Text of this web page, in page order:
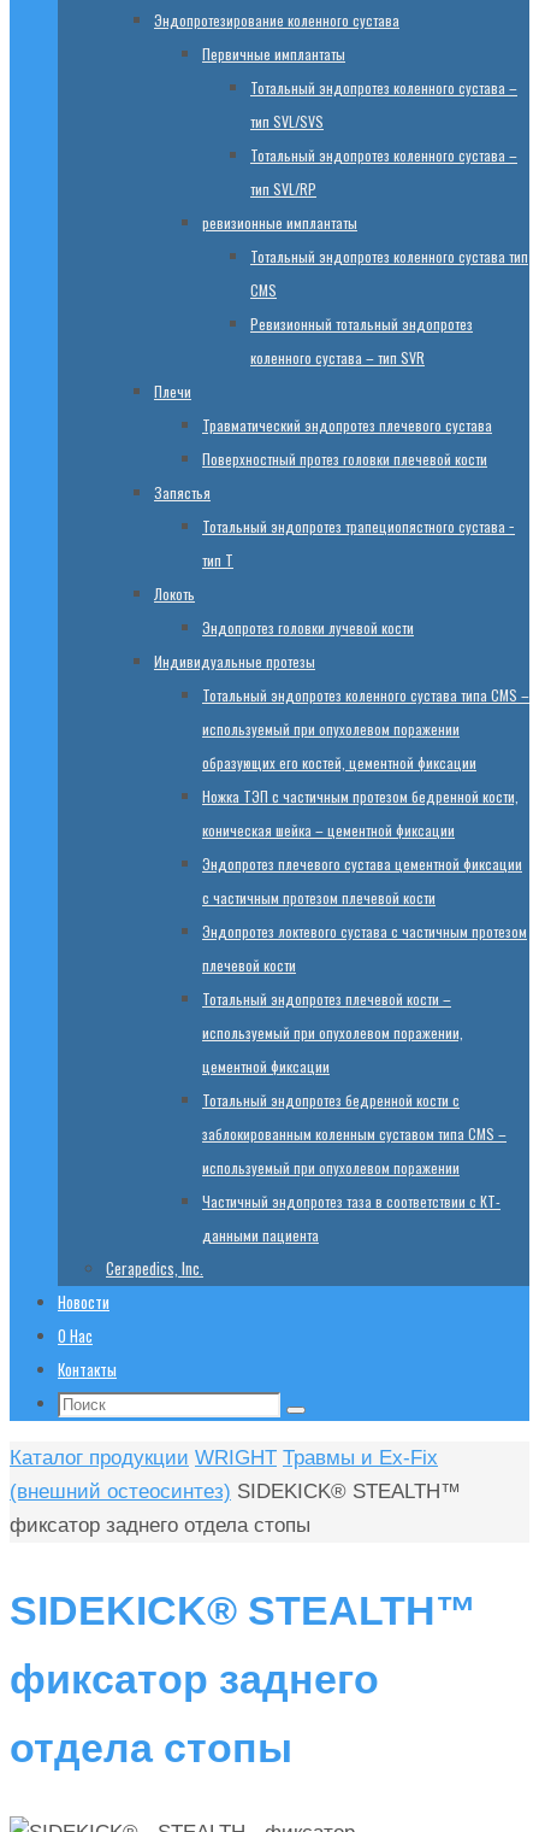
Эндопротезированиe коленного сустава
Первичные имплантаты
Тотальный эндопротез коленного сустава –
тип SVL/SVS
Тотальный эндопротез коленного сустава –
тип SVL/RP
ревизионные имплантаты
Тотальный эндопротез коленного сустава тип
CMS
Ревизионный тотальный эндопротез
коленного сустава – тип SVR
Плечи
Травматический эндопротез плечевого сустава
Поверхностный протез головки плечевой кости
Запястья
Тотальный эндопротез трапециопястного сустава −
тип T
Локоть
Эндопротез головки лучевой кости
Индивидуальные протезы
Тотальный эндопротез коленного сустава типа CMS –
используемый при опухолевом поражении
образующих его костей, цементной фиксации
Ножка ТЭП с частичным протезом бедренной кости,
коническая шейка – цементной фиксации
Эндопротез плечевого сустава цементной фиксации
с частичным протезом плечевой кости
Эндопротез локтевого сустава с частичным протезом
плечевой кости
Тотальный эндопротез плечевой кости –
используемый при опухолевом поражении,
цементной фиксации
Тотальный эндопротез бедренной кости с
заблокированным коленным суставом типа CMS –
используемый при опухолевом поражении
Частичный эндопротез таза в соответствии с КТ-
данными пациента
Cerapedics, Inc.
Новости
О Нас
Контакты
Поиск:
Поиск
Главная
Каталог продукции WRIGHT Травмы и Ex-Fix
(внешний остеосинтез) SIDEKICK® STEALTH™
фиксатор заднего отдела стопы
SIDEKICK® STEALTH™
фиксатор заднего
отдела стопы